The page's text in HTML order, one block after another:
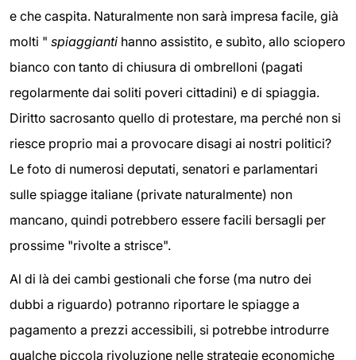
e che caspita. Naturalmente non sarà impresa facile, già
molti " spiaggianti hanno assistito, e subìto, allo sciopero
bianco con tanto di chiusura di ombrelloni (pagati
regolarmente dai soliti poveri cittadini) e di spiaggia.
Diritto sacrosanto quello di protestare, ma perché non si
riesce proprio mai a provocare disagi ai nostri politici?
Le foto di numerosi deputati, senatori e parlamentari
sulle spiagge italiane (private naturalmente) non
mancano, quindi potrebbero essere facili bersagli per
prossime "rivolte a strisce".
Al di là dei cambi gestionali che forse (ma nutro dei
dubbi a riguardo) potranno riportare le spiagge a
pagamento a prezzi accessibili, si potrebbe introdurre
qualche piccola rivoluzione nelle strategie economiche